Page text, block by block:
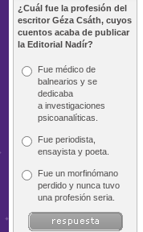
¿Cuál fue la profesión del
escritor Géza Csáth, cuyos
cuentos acaba de publicar
la Editorial Nadír?
Fue médico de
balnearios y se
dedicaba
a investigaciones
psicoanalíticas.
Fue periodista,
ensayista y poeta.
Fue un morfinómano
perdido y nunca tuvo
una profesión seria.